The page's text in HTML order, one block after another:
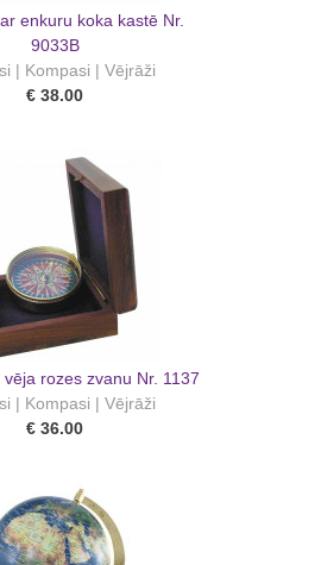
enkuru koka kastē Nr.
9033B
| Kompasi | Vējrāži
€ 38.00
rozes zvanu Nr. 1137
| Kompasi | Vējrāži
€ 36.00